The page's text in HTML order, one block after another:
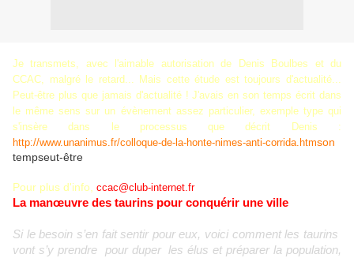
Je transmets, avec l'aimable autorisation de Denis Boulbes et du
CCAC, malgré le retard... Mais cette étude est toujours d'actualité...
Peut-être plus que jamais d'actualité ! J'avais en son temps écrit dans
le même sens sur un évènement assez particulier, exemple type qui
s'insère dans le processus que décrit Denis :
http://www.unanimus.fr/colloque-de-la-honte-nimes-anti-corrida.htmson
tempseut-être
Pour plus d'info, ccac@club-internet.fr
La manœuvre des taurins pour conquérir une ville
Si le besoin s’en fait sentir pour eux, voici comment les taurins
vont s’y prendre pour duper les élus et préparer la population,